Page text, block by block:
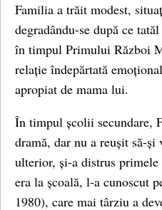
Familia a trăit modest,
degradându-se după ce
în timpul Primului Război
relație îndepărtată
apropiat de mama lui.
În timpul școlii secundare,
dramă, dar nu a reușit să-și
ulterior, și-a distrus
era la școală, l-a cunoscut
1980), care mai târziu a